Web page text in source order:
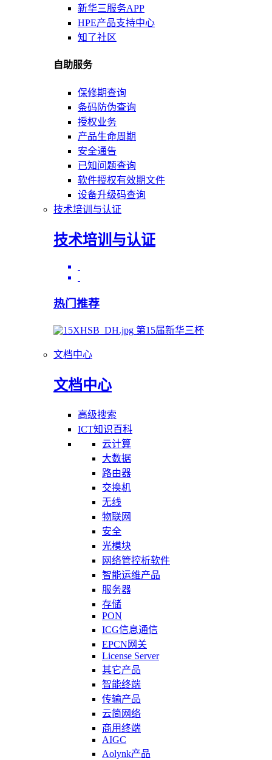
新华三服务APP
HPE产品支持中心
知了社区
自助服务
保修期查询
条码防伪查询
授权业务
产品生命周期
安全通告
已知问题查询
软件授权有效期文件
设备升级码查询
技术培训与认证
技术培训与认证
热门推荐
第15届新华三杯
文档中心
文档中心
高级搜索
ICT知识百科
云计算
大数据
路由器
交换机
无线
物联网
安全
光模块
网络管控析软件
智能运维产品
服务器
存储
PON
ICG信息通信
EPCN网关
License Server
其它产品
智能终端
传输产品
云简网络
商用终端
AIGC
Aolynk产品